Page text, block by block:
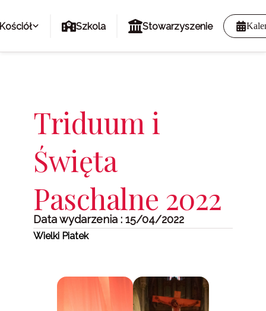
Szkola Stowarzyszenie
Triduum i
Święta
Paschalne 2022
Data wydarzenia : 15/04/2022
Wielki Piatek